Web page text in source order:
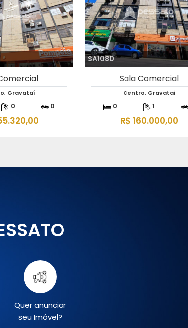
Gravataí
0 0
SA0364
Sala Comercial
Passo das Pedras, Gravataí
0 1
R$ 230.000,00
Quer anunciar
seu Imóvel?